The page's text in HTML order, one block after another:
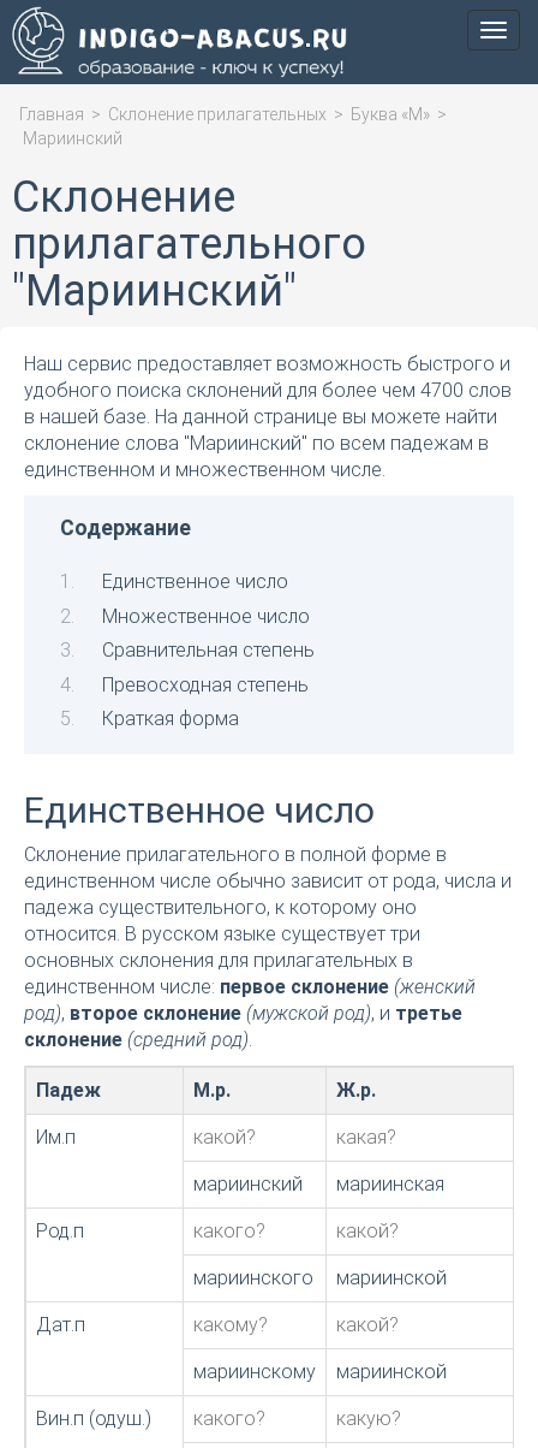
Меню
Главная > Склонение прилагательных > Буква «М» >
Мариинский
Склонение
прилагательного
"Мариинский"
Наш сервис предоставляет возможность быстрого и
удобного поиска склонений для более чем 4700 слов
в нашей базе. На данной странице вы можете найти
склонение слова "Мариинский" по всем падежам в
единственном и множественном числе.
Содержание
Единственное число
Множественное число
Сравнительная степень
Превосходная степень
Краткая форма
Единственное число
Склонение прилагательного в полной форме в
единственном числе обычно зависит от рода, числа и
падежа существительного, к которому оно
относится. В русском языке существует три
основных склонения для прилагательных в
единственном числе: первое склонение (женский
род), второе склонение (мужской род), и третье
склонение (средний род).
Падеж М.р. Ж.р.
Им.п какой? какая?
мариинский мариинская
Род.п какого? какой?
мариинского мариинской
Дат.п какому? какой?
мариинскому мариинской
Вин.п (одуш.) какого? какую?